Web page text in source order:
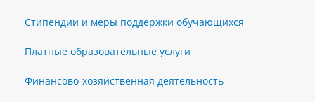
Стипендии и меры поддержки обучающихся
Платные образовательные услуги
Финансово-хозяйственная деятельность